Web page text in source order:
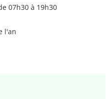
07h30 à 19h30
l'an